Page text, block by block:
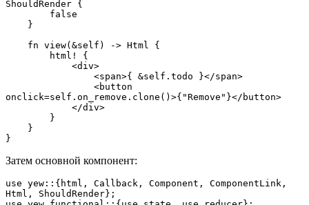
ShouldRender {
        false
    }
    fn view(&self) -> Html {
        html! {
            <div>
                <span>{ &self.todo }</span>
onclick=self.on_remove.clone()>{"Remove"}</button>
            </div>
        }
    }
}
Затем основной компонент:
use yew::{html, Callback, Component, ComponentLink,
Html, ShouldRender};